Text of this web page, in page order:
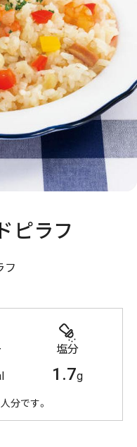
ピラフ
フ
塩分
1.7g
分です。